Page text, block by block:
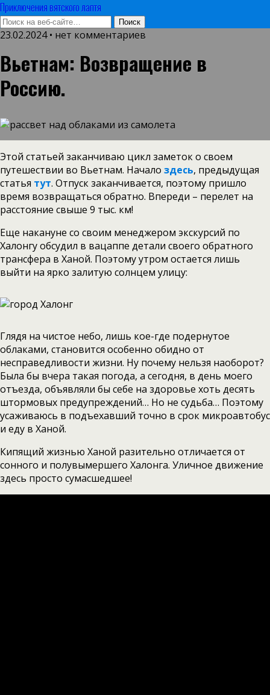
Приключения вятского лаптя
23.02.2024 • нет комментариев
Вьетнам: Возвращение в
Россию.
Этой статьей заканчиваю цикл заметок о своем
путешествии во Вьетнам. Начало здесь, предыдущая
статья тут. Отпуск заканчивается, поэтому пришло
время возвращаться обратно. Впереди – перелет на
расстояние свыше 9 тыс. км!
Еще накануне со своим менеджером экскурсий по
Халонгу обсудил в вацаппе детали своего обратного
трансфера в Ханой. Поэтому утром остается лишь
выйти на ярко залитую солнцем улицу:
Глядя на чистое небо, лишь кое-где подернутое
облаками, становится особенно обидно от
несправедливости жизни. Ну почему нельзя наоборот?
Была бы вчера такая погода, а сегодня, в день моего
отъезда, объявляли бы себе на здоровье хоть десять
штормовых предупреждений… Но не судьба… Поэтому
усаживаюсь в подъехавший точно в срок микроавтобус
и еду в Ханой.
Кипящий жизнью Ханой разительно отличается от
сонного и полувымершего Халонга. Уличное движение
здесь просто сумасшедшее!